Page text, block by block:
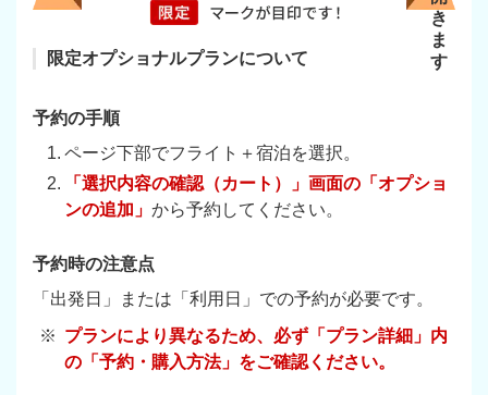
限定オプショナルプランについて
予約の手順
ページ下部でフライト＋宿泊を選択。
「選択内容の確認（カート）」画面の「オプショ
ンの追加」 から予約してください。
予約時の注意点
「出発日」または「利用日」での予約が必要です。
プランにより異なるため、必ず「プラン詳細」内
の「予約・購入方法」をご確認ください。